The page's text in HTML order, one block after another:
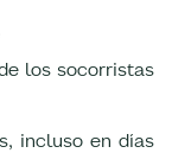
los socorristas
incluso en días